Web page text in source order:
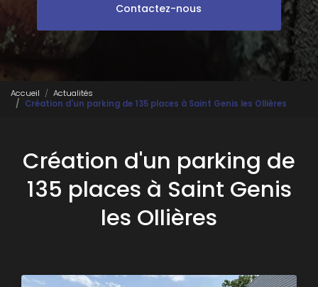
Contactez-nous
Accueil
Actualités
Création d'un parking de 135 places à Saint Genis les Ollières
Création d'un parking de
135 places à Saint Genis
les Ollières